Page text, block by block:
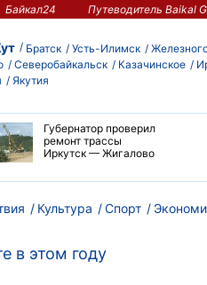
Байкал24 Путеводитель Baikal
Братск Усть-Илимск
Северобайкальск Казачинское
Якутия
Губернатор проверил
ремонт трассы
Иркутск — Жигалово
Культура Спорт
в этом году